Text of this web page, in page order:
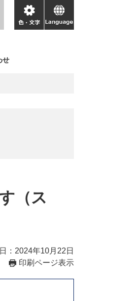
色・
文
language
せ
（ス
：2024年10月22日
印刷ページ表示